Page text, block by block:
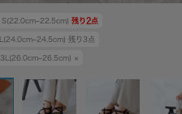
S(22.0cm~22.5cm) 残り2点
L(24.0cm~24.5cm) 残り 3 点
3L(26.0cm~26.5cm) ×